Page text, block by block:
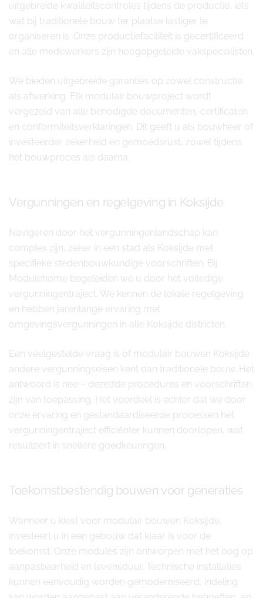
uitgebreide kwaliteitscontroles tijdens de productie, iets
wat bij traditionele bouw ter plaatse lastiger te
organiseren is. Onze productiefaciliteit is gecertificeerd
en alle medewerkers zijn hoogopgeleide vakspecialisten.
We bieden uitgebreide garanties op zowel constructie
als afwerking. Elk modulair bouwproject wordt
vergezeld van alle benodigde documenten, certificaten
en conformiteitsverklaringen. Dit geeft u als bouwheer of
investeerder zekerheid en gemoedsrust, zowel tijdens
het bouwproces als daarna.
Vergunningen en regelgeving in Koksijde
Navigeren door het vergunningenlandschap kan
complex zijn, zeker in een stad als Koksijde met
specifieke stedenbouwkundige voorschriften. Bij
Modulehome begeleiden we u door het volledige
vergunningentraject. We kennen de lokale regelgeving
en hebben jarenlange ervaring met
omgevingsvergunningen in alle Koksijde districten.
Een veelgestelde vraag is of modulair bouwen Koksijde
andere vergunningseisen kent dan traditionele bouw. Het
antwoord is nee – dezelfde procedures en voorschriften
zijn van toepassing. Het voordeel is echter dat we door
onze ervaring en gestandaardiseerde processen het
vergunningentraject efficiënter kunnen doorlopen, wat
resulteert in snellere goedkeuringen.
Toekomstbestendig bouwen voor generaties
Wanneer u kiest voor modulair bouwen Koksijde,
investeert u in een gebouw dat klaar is voor de
toekomst. Onze modules zijn ontworpen met het oog op
aanpasbaarheid en levensduur. Technische installaties
kunnen eenvoudig worden gemoderniseerd, indeling